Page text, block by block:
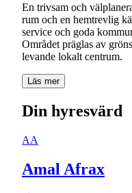
En trivsam och
rum och en hemtrevlig
service och goda
Området präglas av
levande lokalt centrum.
Läs mer
Din hyresvärd
AA
Amal Afrax